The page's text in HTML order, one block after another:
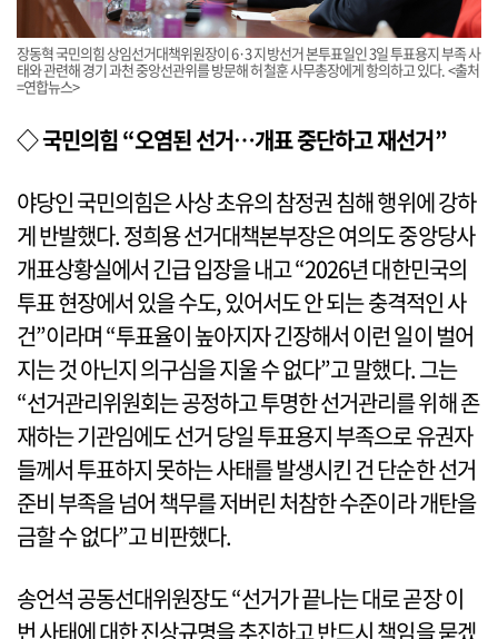
장동혁 국민의힘 상임선거대책위원장이 6·3 지방선거 본투표일인 3일 투표용지 부족 사
태와 관련해 경기 과천 중앙선관위를 방문해 허철훈 사무총장에게 항의하고 있다. <출처
=연합뉴스>
◇ 국민의힘 “오염된 선거…개표 중단하고 재선거”
야당인 국민의힘은 사상 초유의 참정권 침해 행위에 강하
게 반발했다. 정희용 선거대책본부장은 여의도 중앙당사
개표상황실에서 긴급 입장을 내고 “2026년 대한민국의
투표 현장에서 있을 수도, 있어서도 안 되는 충격적인 사
건”이라며 “투표율이 높아지자 긴장해서 이런 일이 벌어
지는 것 아닌지 의구심을 지울 수 없다”고 말했다. 그는
“선거관리위원회는 공정하고 투명한 선거관리를 위해 존
재하는 기관임에도 선거 당일 투표용지 부족으로 유권자
들께서 투표하지 못하는 사태를 발생시킨 건 단순한 선거
준비 부족을 넘어 책무를 저버린 처참한 수준이라 개탄을
금할 수 없다”고 비판했다.
송언석 공동선대위원장도 “선거가 끝나는 대로 곧장 이
번 사태에 대한 진상규명을 추진하고 반드시 책임을 묻겠